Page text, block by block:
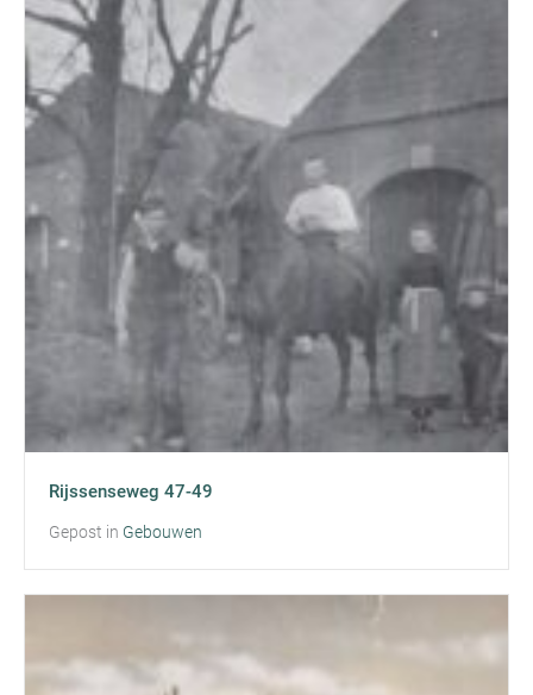
Rijssenseweg 47-49
Gepost in Gebouwen